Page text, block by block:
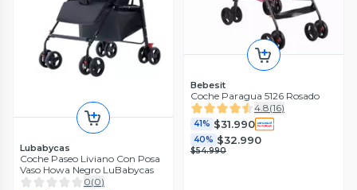
Lubabycas
Coche Paseo Liviano Con Posa
Vaso Howa Negro LuBabycas
0(0)
Bebesit
Coche Paragua 5126 Rosado
4.8(16)
41% $31.990
40% $32.990
$54.990